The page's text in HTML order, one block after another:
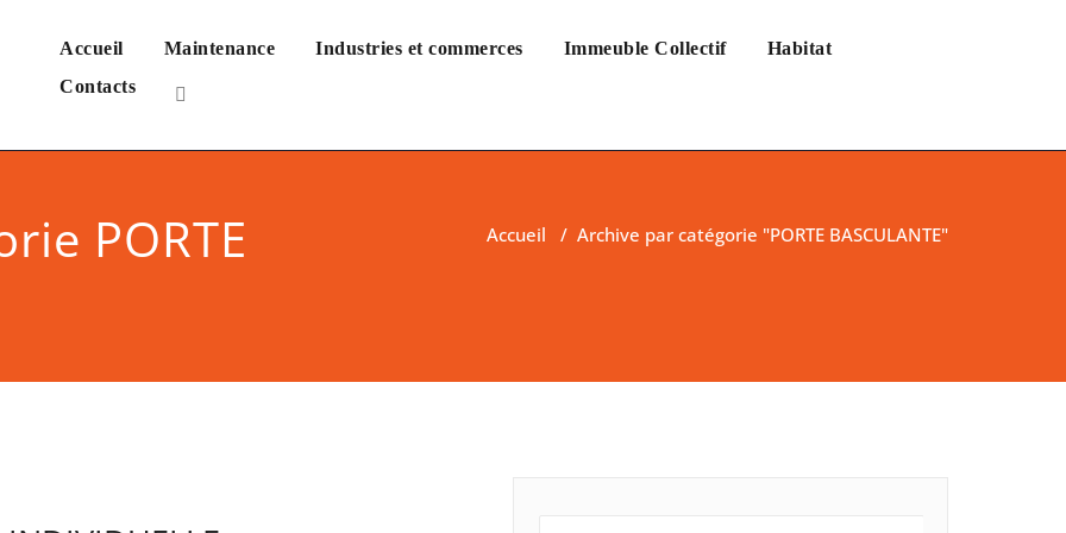
SYSTEM
Accueil Maintenance Industries et commerces Immeuble Collectif
Habitat
Contacts
PORTE
Accueil / Archive par catégorie "PORTE BASCULANTE"